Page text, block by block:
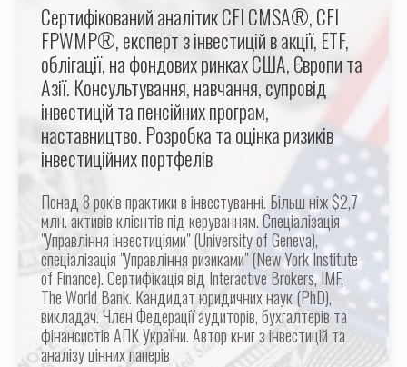
Сертифікований аналітик CFI CMSA®, CFI
FPWMP®, експерт з інвестицій в акції, ETF,
облігації, на фондових ринках США, Європи та
Азії. Консультування, навчання, супровід
інвестицій та пенсійних програм,
наставництво. Розробка та оцінка ризиків
інвестиційних портфелів
Понад 8 років практики в інвестуванні. Більш ніж $2,7
млн. активів клієнтів під керуванням. Спеціалізація
"Управління інвестиціями" (University of Geneva),
спеціалізація "Управління ризиками" (New York Institute
of Finance). Сертифікація від Interactive Brokers, IMF,
The World Bank. Кандидат юридичних наук (PhD),
викладач. Член Федерації аудиторів, бухгалтерів та
фінансистів АПК України. Автор книг з інвестицій та
аналізу цінних паперів